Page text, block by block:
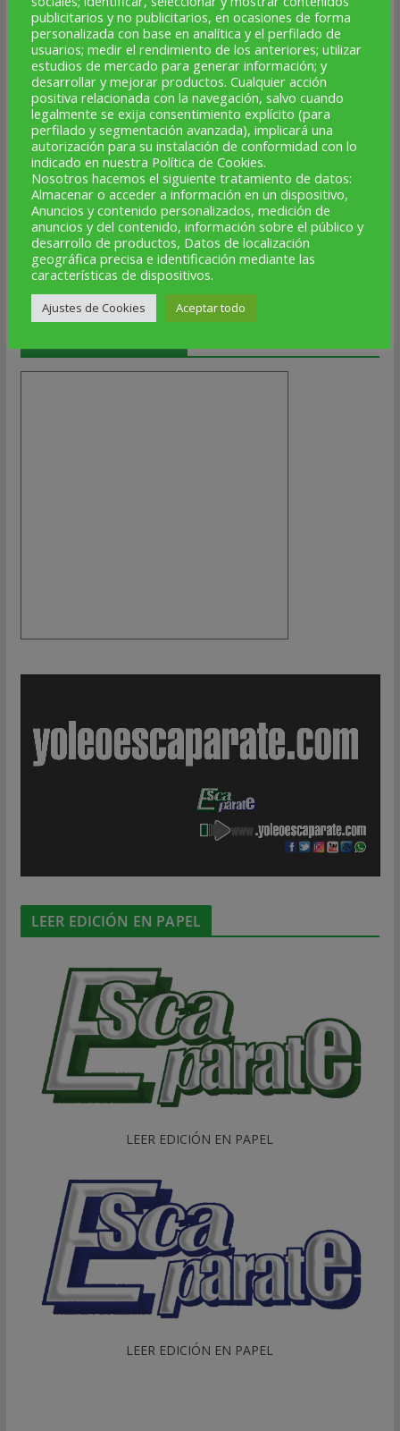
LEER EDICIÓN EN PAPEL
LEER EDICIÓN EN PAPEL
LEER EDICIÓN EN PAPEL
publicitarios y no publicitarios, en ocasiones de forma
personalizada con base en analítica y el perfilado de
usuarios; medir el rendimiento de los anteriores; utilizar
estudios de mercado para generar información; y
desarrollar y mejorar productos. Cualquier acción
positiva relacionada con la navegación, salvo cuando
legalmente se exija consentimiento explícito (para
perfilado y segmentación avanzada), implicará una
autorización para su instalación de conformidad con lo
indicado en nuestra Política de Cookies.
Nosotros hacemos el siguiente tratamiento de datos:
Almacenar o acceder a información en un dispositivo,
Anuncios y contenido personalizados, medición de
anuncios y del contenido, información sobre el público y
desarrollo de productos, Datos de localización
geográfica precisa e identificación mediante las
características de dispositivos.
Ajustes de Cookies Aceptar todo